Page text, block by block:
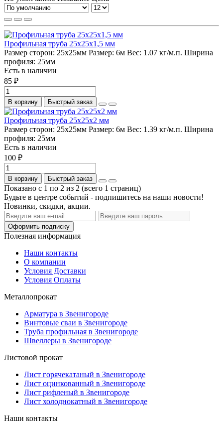
Профильная труба 25х25х1,5 мм
Размер сторон: 25х25мм Размер: 6м Вес: 1.07 кг/м.п. Ширина
профиля: 25мм
Есть в наличии
85 ₽
В корзину Быстрый заказ
Профильная труба 25х25х2 мм
Размер сторон: 25х25мм Размер: 6м Вес: 1.39 кг/м.п. Ширина
профиля: 25мм
Есть в наличии
100 ₽
В корзину Быстрый заказ
Показано с 1 по 2 из 2 (всего 1 страниц)
Будьте в центре событий - подпишитесь на наши новости!
Новинки, скидки, акции.
Оформить подписку
Полезная информация
Наши контакты
О компании
Условия Доставки
Условия Оплаты
Металлопрокат
Арматура в Звенигороде
Винтовые сваи в Звенигороде
Труба профильная в Звенигороде
Швеллеры в Звенигороде
Листовой прокат
Лист горячекатаный в Звенигороде
Лист оцинкованный в Звенигороде
Лист рифленый в Звенигороде
Лист холоднокатный в Звенигороде
Наши контакты